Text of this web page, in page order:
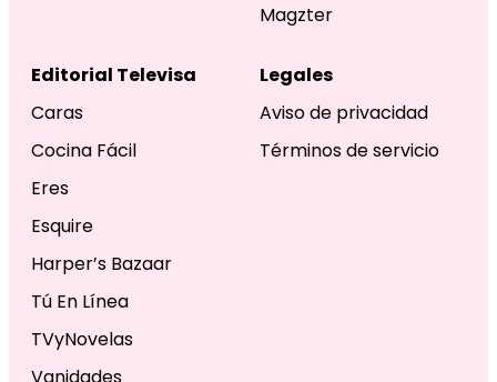
Magzter
Editorial Televisa
Caras
Cocina Fácil
Eres
Esquire
Harper’s Bazaar
Tú En Línea
TVyNovelas
Vanidades
Legales
Aviso de privacidad
Términos de servicio